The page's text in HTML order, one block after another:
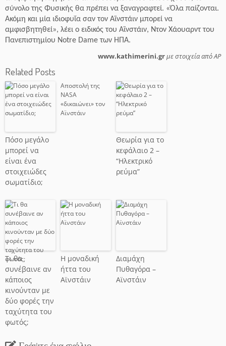
σύνολο της Φυσικής θα πρέπει να ξαναγραφτεί. «Όλα παίζονται.
Ακόμη και μία ιδιοφυΐα σαν τον Αϊνστάιν μπορεί να
αμφισβητηθεί», λέει ο ειδικός του Αϊνστάιν, Ντον Χάουαρντ του
Πανεπιστημίου Notre Dame των ΗΠΑ.
www.kathimerini.grμε στοιχεία από AP
Related Posts
Πόσο μεγάλο
μπορεί να
είναι ένα
στοιχειώδες
σωματίδιο;
Αποστολή της
NASA
«δικαιώνει» τον
Αϊνστάιν
Θεωρία για το
κεφάλαιο 2 –
“Ηλεκτρικό
ρεύμα”
Τι θα
συνέβαινε αν
κάποιος
κινούνταν με
δύο φορές την
ταχύτητα του
φωτός;
Η μοναδική
ήττα του
Αϊνστάιν
Διαμάχη
Πυθαγόρα –
Αϊνστάιν